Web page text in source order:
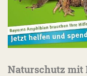
Naturschutz mit